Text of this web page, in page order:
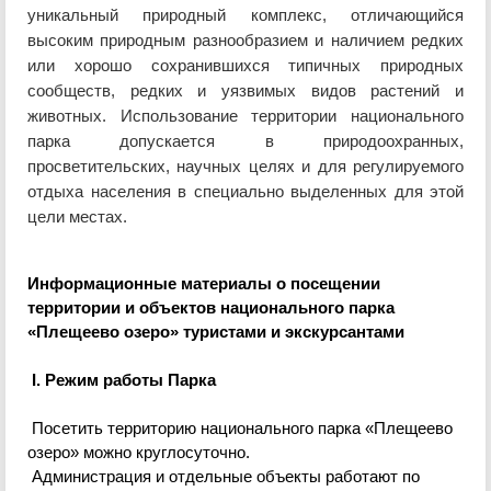
уникальный природный комплекс, отличающийся
высоким природным разнообразием и наличием редких
или хорошо сохранившихся типичных природных
сообществ, редких и уязвимых видов растений и
животных. Использование территории национального
парка допускается в природоохранных,
просветительских, научных целях и для регулируемого
отдыха населения в специально выделенных для этой
цели местах.
Информационные материалы о посещении
территории и объектов национального парка
«Плещеево озеро» туристами и экскурсантами
I. Режим работы Парка
Посетить территорию национального парка «Плещеево
озеро» можно круглосуточно.
Администрация и отдельные объекты работают по